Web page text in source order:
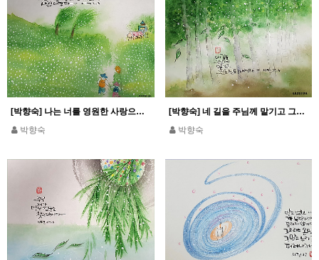
[박향숙] 나는 너를 영원한 사랑으로 사랑하였다_예레 31,3
박향숙
[박향숙] 네 길을 주님께 맡기고 그분을 신뢰하여라_시편 37,5
박향숙